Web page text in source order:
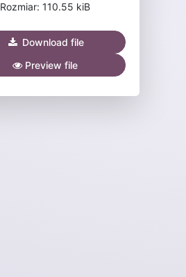
Rozmiar: 110.55 kiB
Download file
Preview file